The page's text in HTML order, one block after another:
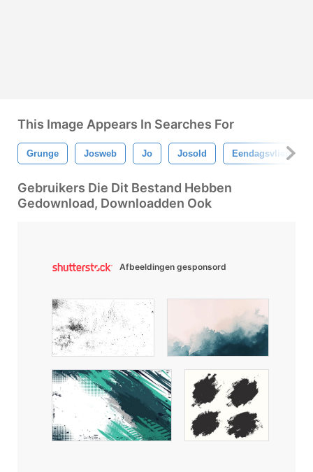
This Image Appears In Searches For
Grunge Josweb Jo Josold Eendagsvlieg
Gebruikers Die Dit Bestand Hebben
Gedownload, Downloadden Ook
Afbeeldingen gesponsord